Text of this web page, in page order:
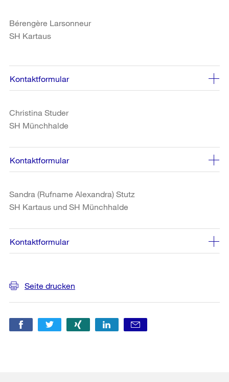
Bérengère Larsonneur
SH Kartaus
Kontaktformular
Christina Studer
SH Münchhalde
Kontaktformular
Sandra (Rufname Alexandra) Stutz
SH Kartaus und SH Münchhalde
Kontaktformular
Informationen
Seite drucken